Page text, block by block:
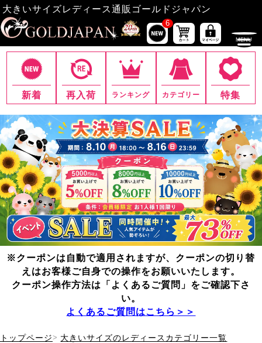
大きいサイズレディース通販ゴールドジャパン
6
新着 再入荷 ランキング カテゴリー 特集
※クーポンは自動で適用されますが、クーポンの切り替
えはお客様ご自身での操作をお願いいたします。
クーポン操作方法は「よくあるご質問」をご確認下さ
い。
よくあるご質問はこちら＞＞
トップページ
大きいサイズのレディースカテゴリー一覧